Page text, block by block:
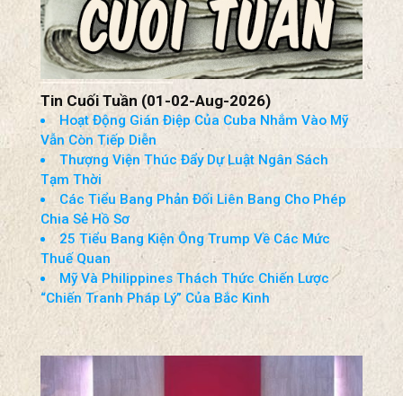
Tin Cuối Tuần (01-02-Aug-2026)
Hoạt Động Gián Điệp Của Cuba Nhắm Vào Mỹ
Vẫn Còn Tiếp Diễn
Thượng Viện Thúc Đẩy Dự Luật Ngân Sách
Tạm Thời
Các Tiểu Bang Phản Đối Liên Bang Cho Phép
Chia Sẻ Hồ Sơ
25 Tiểu Bang Kiện Ông Trump Về Các Mức
Thuế Quan
Mỹ Và Philippines Thách Thức Chiến Lược
“Chiến Tranh Pháp Lý” Của Bắc Kinh